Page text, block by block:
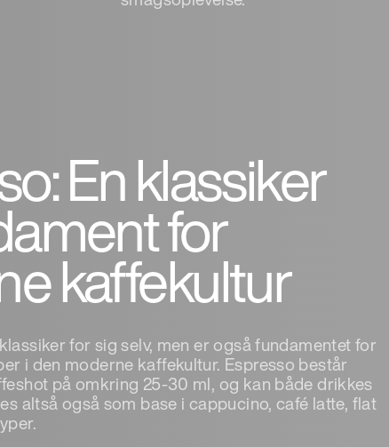
En klassiker
for
kaffekultur
for sig selv, men er også fundamentet for
i den moderne kaffekultur. Espresso består
på omkring 25-30 ml, og kan både drikkes
altså også som base i cappucino, café latte, flat